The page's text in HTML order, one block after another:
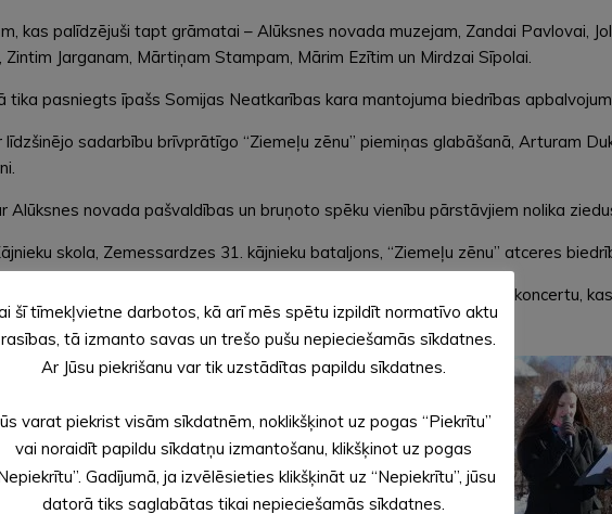
kas palīdzējuši tapt grāmatai – Alūksnes novada muzejam, Zandai Pavlovai,
Jarganam, Mārtiņam Stampam, Mārim Ezītim un Mirdzai Sīpolai.
pasniegts īpašs Somijas Neatkarības kara mantojuma biedrības
sadarbību brīvprātīgo “Ziemeļu zēnu” piemiņas glabāšanā, Arturam
novada pašvaldības un bruņoto spēku vienību pārstāvjiem nolika
skola, Zemessardzes 31. kājnieku bataljons, “Ziemeļu zēnu” atceres
centra audzēkņiem un pedagogiem par emocionālo un skaisto koncertu,
Danai Berkulei.
šī tīmekļvietne darbotos, kā arī mēs spētu izpildīt normatīvo aktu
tā izmanto savas un trešo pušu nepieciešamās sīkdatnes.
Ar Jūsu piekrišanu var tik uzstādītas papildu sīkdatnes.
varat piekrist visām sīkdatnēm, noklikšķinot uz pogas “Piekrītu”
vai noraidīt papildu sīkdatņu izmantošanu, klikšķinot uz pogas
Gadījumā, ja izvēlēsieties klikšķināt uz “Nepiekrītu”, jūsu
datorā tiks saglabātas tikai nepieciešamās sīkdatnes.